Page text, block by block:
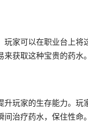
家可以在职业台上
获取这种宝贵的药水。
玩家的生存能力。
治疗药水，保住性命。